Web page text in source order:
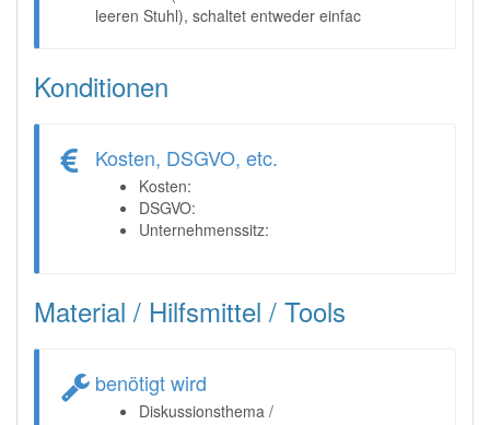
leeren Stuhl), schaltet entweder einfac
Konditionen
Kosten, DSGVO, etc.
Kosten:
DSGVO:
Unternehmenssitz:
Material / Hilfsmittel / Tools
benötigt wird
Diskussionsthema /